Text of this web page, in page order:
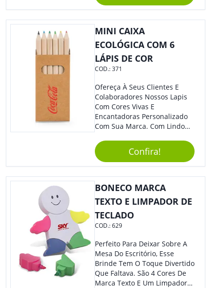
MINI CAIXA
ECOLÓGICA COM 6
LÁPIS DE COR
COD.:371
Ofereça À Seus Clientes E
Colaboradores Nossos Lapis
Com Cores Vivas E
Encantadoras Personalizado
Com Sua Marca. Com Lindo
Para Diversas Ocasiões.
Perfeito, Não É?!
Confira!
BONECO MARCA
TEXTO E LIMPADOR DE
TECLADO
COD.:629
Perfeito Para Deixar Sobre A
Mesa Do Escritório, Esse
Brinde Tem O Toque Divertido
Que Faltava. São 4 Cores De
Marca Texto E Um Limpador